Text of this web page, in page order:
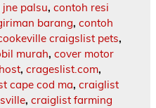
palsu, contoh resi
barang, contoh
craigslist pets,
murah, cover motor
, crageslist.com,
cape cod ma, craiglist
, craiglist farming